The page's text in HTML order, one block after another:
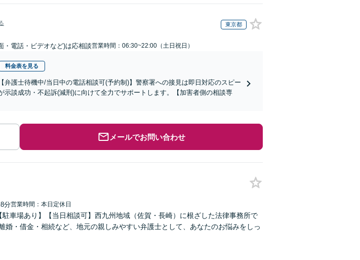
東京都
・電話・ビデオなど)は応相談営業時間：06:30~22:00（土日祝日）
料金表を見る
弁護士待機中/当日中の電話相談可(予約制)】警察署への接見は即日対応のスピー
示談成功・不起訴(減刑)に向けて全力でサポートします。【加害者側の相談専
メールでお問い合わせ
分営業時間：本日定休日
駐車場あり】【当日相談可】西九州地域（佐賀・長崎）に根ざした法律事務所で
婚・借金・相続など、地元の親しみやすい弁護士として、あなたのお悩みをしっ